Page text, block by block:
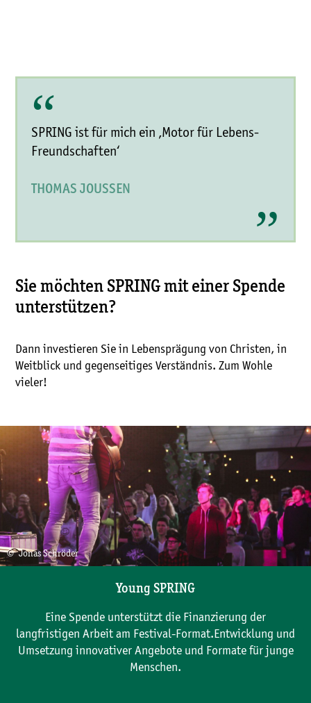
“
SPRING ist für mich ein ‚Motor für Lebens-
Freundschaften‘
THOMAS JOUSSEN „
Sie möchten SPRING mit einer Spende
unterstützen?
Dann investieren Sie in Lebensprägung von Christen, in
Weitblick und gegenseitiges Verständnis. Zum Wohle
vieler!
© Jonas Schröder
Young SPRING
Eine Spende unterstützt die Finanzierung der
langfristigen Arbeit am Festival-Format.Entwicklung und
Umsetzung innovativer Angebote und Formate für junge
Menschen.